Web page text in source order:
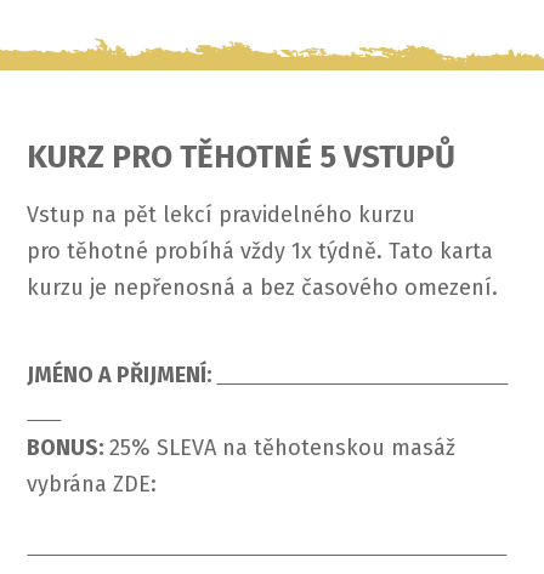
KURZ PRO TĚHOTNÉ 5 VSTUPŮ
Vstup na pět lekcí pravidelného kurzu
pro těhotné probíhá vždy 1x týdně. Tato karta
kurzu je nepřenosná a bez časového omezení.
JMÉNO A PŘIJMENÍ:
BONUS: 25% SLEVA na těhotenskou masáž
vybrána ZDE: